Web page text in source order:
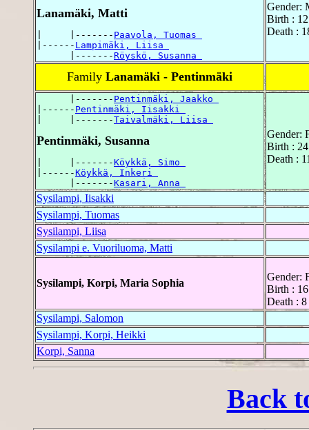
Lanamäki, Matti
|     |------- Paavola, Tuomas
|------ Lampimäki, Liisa
      |-------
Röyskö, Susanna
Gender:
Birth :
Death :
Family Lanamäki - Pentinmäki
      |-------
Pentinmäki, Jaakko
|------ Pentinmäki, Iisakki
|     |-------Taivalmäki, Liisa
Pentinmäki, Susanna
|     |-------Köykkä, Simo
|------Köykkä, Inkeri
      |-------
Kasari, Anna
Gender:
Birth :
Death :
Sysilampi, Iisakki
Sysilampi, Tuomas
Sysilampi, Liisa
Sysilampi e. Vuoriluoma, Matti
Sysilampi, Korpi, Maria Sophia
Gender:
Birth :
Death :
Sysilampi, Salomon
Sysilampi, Korpi, Heikki
Korpi, Sanna
Back